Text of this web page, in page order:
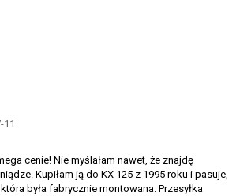
11
cenie! Nie myślałam nawet, że znajdę
Kupiłam ją do KX 125 z 1995 roku i pasuje,
była fabrycznie montowana. Przesyłka